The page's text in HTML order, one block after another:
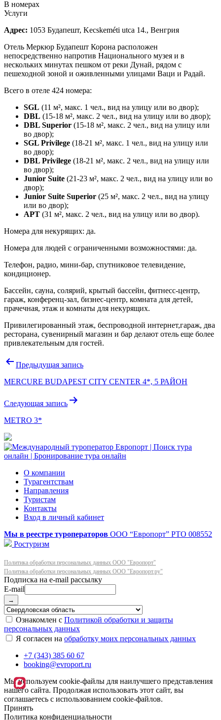
В номерах
Услуги
Адрес: 1053 Будапешт, Kecskeméti utca 14., Венгрия
Отель Меркюр Будапешт Корона расположен
непосредственно напротив Национального музея и в
нескольких минутах пешком от реки Дунай, рядом с
пешеходной зоной и оживленными улицами Ваци и Радай.
Всего в отеле 424 номера:
SGL (11 м², макс. 1 чел., вид на улицу или во двор);
DBL (15-18 м², макс. 2 чел., вид на улицу или во двор);
DBL Superior (15-18 м², макс. 2 чел., вид на улицу или
во двор);
SGL Privilege (18-21 м², макс. 1 чел., вид на улицу или
во двор);
DBL Privilege (18-21 м², макс. 2 чел., вид на улицу или
во двор);
Junior Suite (21-23 м², макс. 2 чел., вид на улицу или во
двор);
Junior Suite Superior (25 м², макс. 2 чел., вид на улицу
или во двор);
APT (31 м², макс. 2 чел., вид на улицу или во двор).
Номера для некурящих: да.
Номера для людей с ограниченными возможностями: да.
Телефон, радио, мини-бар, спутниковое телевидение,
кондиционер.
Бассейн, сауна, солярий, крытый бассейн, фитнесс-центр,
гараж, конференц-зал, бизнес-центр, комната для детей,
прачечная, этаж и комнаты для некурящих.
Привилегированный этаж, беспроводной интернет,гараж, два
ресторана, сувенирный магазин и бар делают отель еще более
привлекательным для гостей.
Навигация
записям
Предыдущая запись
MERCURE BUDAPEST CITY CENTER 4*, 5 РАЙОН
Следующая запись
METRO 3*
О компании
Турагентствам
Направления
Туристам
Контакты
Вход в личный кабинет
Мы в реестре туроператоров ООО “Европорт” РТО 008552
Ростуризм
Политика обработки персональных данных ООО "Европорт"
Политика обработки персональных данных ООО "Европорт.ру"
E-mail
→
Ознакомлен с Политикой обработки и защиты
персональных данных
Я согласен на обработку моих персональных данных
+7 (343) 385 60 67
booking@evroport.ru
Мы используем cookie-файлы для наилучшего представления
нашего сайта. Продолжая использовать этот сайт, вы
соглашаетесь с использованием cookie-файлов.
Принять
Политика конфиденциальности